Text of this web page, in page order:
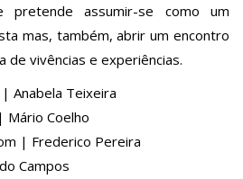
pretende assumir-se como um
mas, também, abrir um encontro
de vivências e experiências.
Anabela Teixeira
Mário Coelho
| Frederico Pereira
Campos